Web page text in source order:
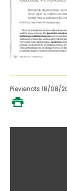
Pievienots 18/08/